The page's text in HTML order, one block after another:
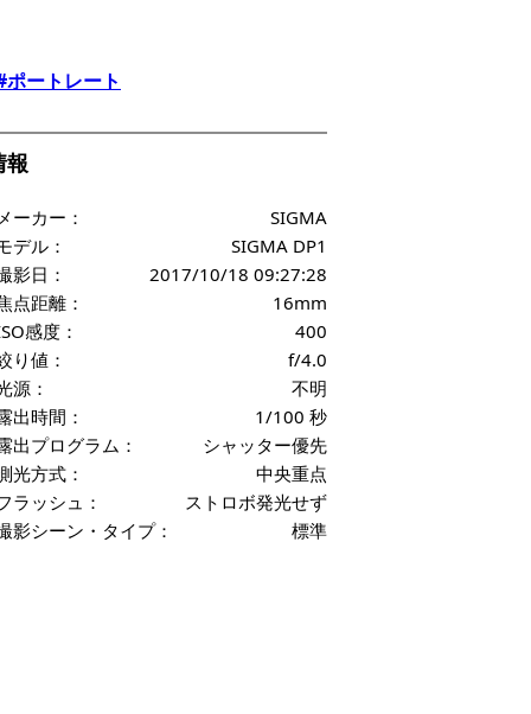
ポートレート
報
ーカー：
SIGMA
デル：
SIGMA DP1
影日：
2017/10/18 09:27:28
点距離：
16mm
感度：
400
り値：
f/4.0
源：
不明
出時間：
1/100 秒
出プログラム：
シャッター優先
光方式：
中央重点
ラッシュ：
ストロボ発光せず
影シーン・タイプ：
標準